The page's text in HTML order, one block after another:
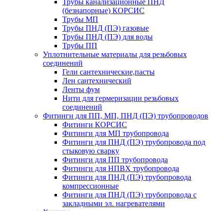
Трубы канализационные ПНД
(безнапорные) КОРСИС
Трубы МП
Трубы ПНД (ПЭ) газовые
Трубы ПНД (ПЭ) для воды
Трубы ПП
Уплотнительные материалы для резьбовых
соединений
Гели сантехнические,пасты
Лен сантехнический
Ленты фум
Нити для гермеризации резьбовых
соединений
Фитинги для ПП, МП, ПНД (ПЭ) трубопроводов
Фитинги КОРСИС
Фитинги для МП трубопровода
Фитинги для ПНД (ПЭ) трубопровода под
стыковую сварку
Фитинги для ПП трубопровода
Фитинги для НПВХ трубопровода
Фитинги для ПНД (ПЭ) трубопровода
компрессионные
Фитинги для ПНД (ПЭ) трубопровода с
закладными эл. нагревателями